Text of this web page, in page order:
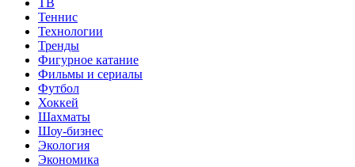
Теннис
Технологии
Тренды
Фигурное катание
Фильмы и сериалы
Футбол
Хоккей
Шахматы
Шоу-бизнес
Экология
Экономика